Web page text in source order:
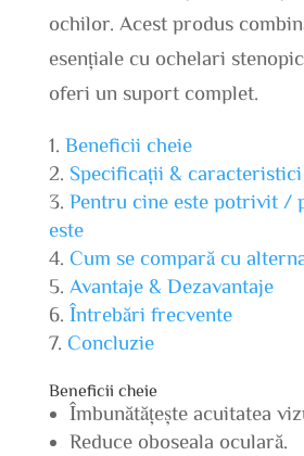
ochilor. Acest produs
esențiale cu ochelari
oferi un suport complet.
Beneficii cheie
Specificații &
Pentru cine este potrivit /
este
Cum se compară cu
Avantaje & Dezavantaje
Întrebări frecvente
Concluzie
Beneficii cheie
Îmbunătățește acuitatea
Reduce oboseala oculară.